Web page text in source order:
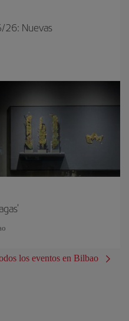
26: Nuevas
los eventos en Bilbao